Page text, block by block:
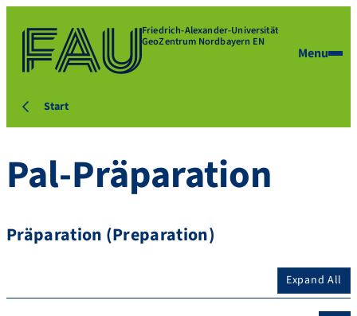
Friedrich-Alexander-Universität
GeoZentrum Nordbayern EN
Menu
Start
Pal-Präparation
Präparation (Preparation)
Expand All